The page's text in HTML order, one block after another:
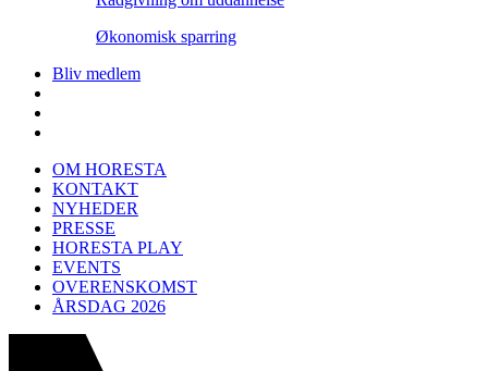
Økonomisk sparring
Bliv medlem
OM HORESTA
KONTAKT
NYHEDER
PRESSE
HORESTA PLAY
EVENTS
OVERENSKOMST
ÅRSDAG 2026